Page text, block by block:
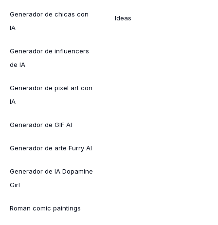
Generador de chicas con
IA
Generador de influencers
de IA
Generador de pixel art con
IA
Generador de GIF AI
Generador de arte Furry AI
Generador de IA Dopamine
Girl
Roman comic paintings
Ideas